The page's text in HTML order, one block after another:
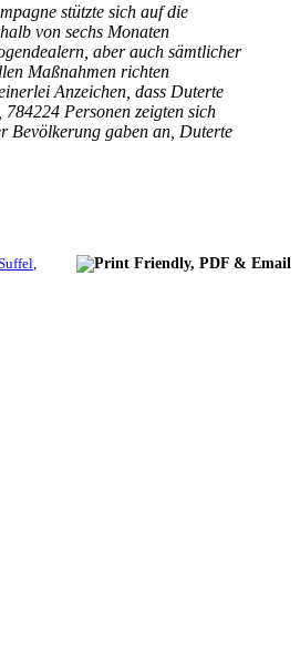
stützte sich auf die
von sechs Monaten
aber auch sämtlicher
Maßnahmen richten
Anzeichen, dass Duterte
Personen zeigten sich
Bevölkerung gaben an, Duterte